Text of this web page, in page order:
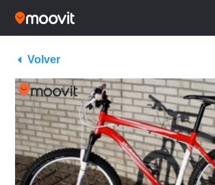
Volver